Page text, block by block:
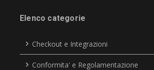
Elenco categorie
Checkout e Integrazioni
Conformita' e Regolamentazione